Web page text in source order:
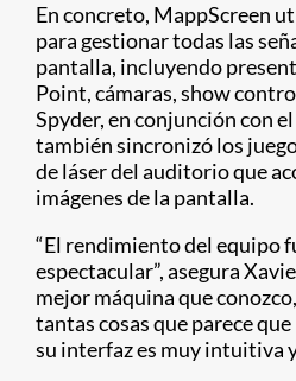
En concreto, MappScreen
para gestionar todas las
pantalla, incluyendo
Point, cámaras, show
Spyder, en conjunción con
también sincronizó los
de láser del auditorio que
imágenes de la pantalla.
“El rendimiento del equipo
espectacular”, asegura
mejor máquina que
tantas cosas que parece
su interfaz es muy intuitiva